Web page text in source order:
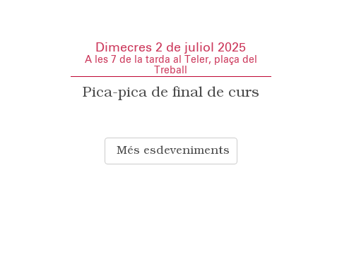
Dimecres 2 de juliol 2025
A les 7 de la tarda al Teler, plaça del
Treball
Pica-pica de final de curs
Més esdeveniments